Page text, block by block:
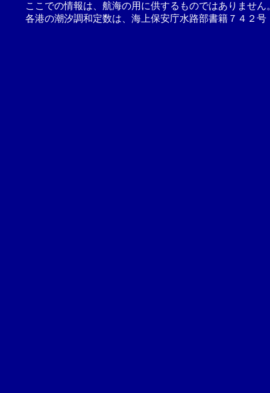
ここでの情報は、航海の用に供するものではありませ
各港の潮汐調和定数は、海上保安庁水路部書籍７４２